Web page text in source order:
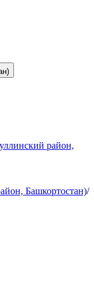
район,
Башкортостан)/